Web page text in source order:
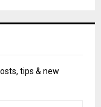
tips & new